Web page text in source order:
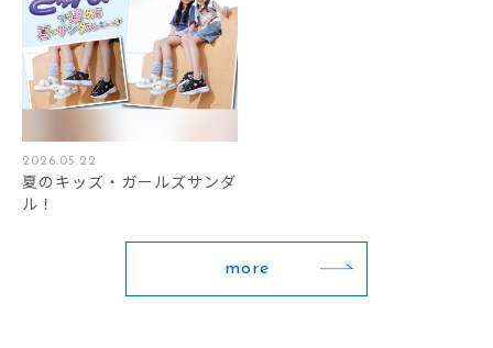
2026.05.22
夏のキッズ・ガールズサンダ
ル！
more